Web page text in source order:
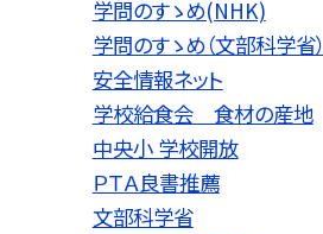
学問のすゝめ(NHK)
学問のすゝめ（文部科学省）
安全情報ネット
学校給食会 食材の産地
中央小 学校開放
ＰＴＡ良書推薦
文部科学省